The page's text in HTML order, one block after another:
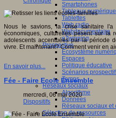
Smartphones
Tableaux
Tablettes
Web radio
Webdocumentaire
eTwinning
Prospective
Ecosystème
Espaces
Politique éducative
Scénarios
Temps
Réseaux sociaux
Algorithme
Données
Réseaux sociaux et
Sélection de ressources
Nous le savions, la crise sanitaire l'a
économiques, culturelles pèsent sur la
adolescents accentuées par la période
vivre. Et maintenant? Comment venir en
En savoir plus...
Fée - Faire Ecole Ensemble
mercredi, 06 mai 2020
Dispositifs